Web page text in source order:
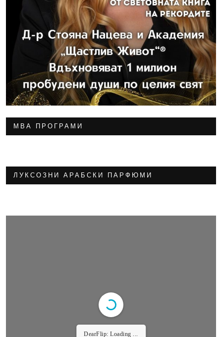
МВА ПРОГРАМИ
ЛУКСОЗНИ АРАБСКИ ПАРФЮМИ
DearFlip: Loading ...